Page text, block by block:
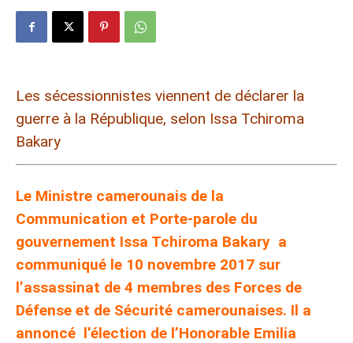
Les sécessionnistes viennent de déclarer la
guerre à la République, selon Issa Tchiroma
Bakary
Le Ministre camerounais de la
Communication et Porte-parole du
gouvernement Issa Tchiroma Bakary a
communiqué le 10 novembre 2017 sur
l’assassinat de 4 membres des Forces de
Défense et de Sécurité camerounaises. Il a
annoncé l’élection de l’Honorable Emilia